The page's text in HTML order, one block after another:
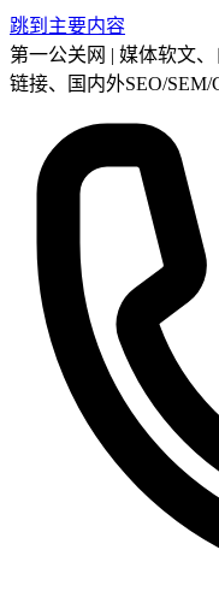
跳到主要内容
第一公关网 | 媒体软文
链接、国内外SEO/